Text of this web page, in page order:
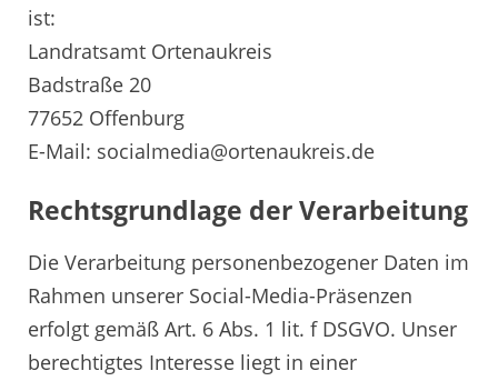
ist:
Landratsamt Ortenaukreis
Badstraße 20
77652 Offenburg
E-Mail: socialmedia@ortenaukreis.de
Rechtsgrundlage der Verarbeitung
Die Verarbeitung personenbezogener Daten im
Rahmen unserer Social-Media-Präsenzen
erfolgt gemäß Art. 6 Abs. 1 lit. f DSGVO. Unser
berechtigtes Interesse liegt in einer